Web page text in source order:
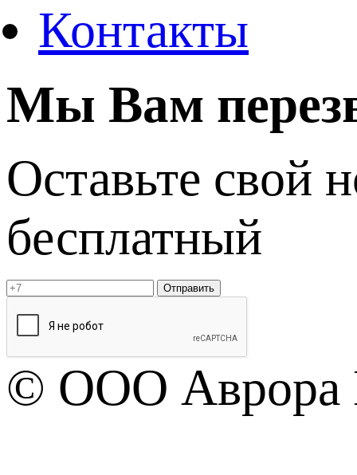
Контакты
Мы Вам
Оставьте свой
бесплатный
Отправить
© OOO Аврора